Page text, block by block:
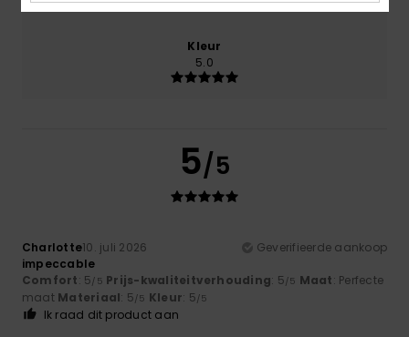
Kleur
5.0
5/5
Charlotte10. juli 2026
Geverifieerde aankoop
impeccable
Comfort: 5/5 Prijs-kwaliteitverhouding: 5/5 Maat: Perfecte
maat Materiaal: 5/5 Kleur: 5/5
Ik raad dit product aan